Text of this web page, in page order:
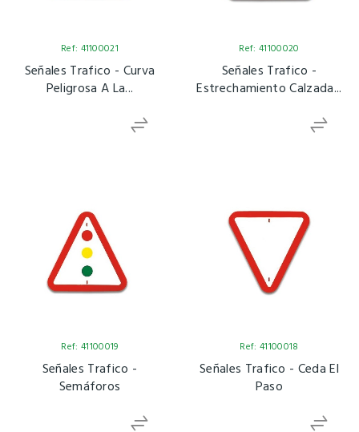
Ref: 41100021
Señales Trafico - Curva
Peligrosa A La...
Ref: 41100020
Señales Trafico -
Estrechamiento Calzada...
Ref: 41100019
Señales Trafico -
Semáforos
Ref: 41100018
Señales Trafico - Ceda El
Paso